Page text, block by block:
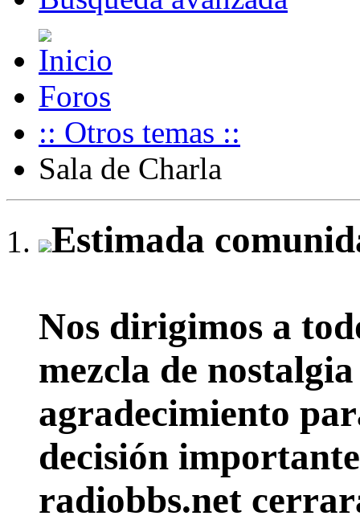
Foros
:: Otros temas ::
Sala de Charla
Estimada
Nos dirigimos a
mezcla de
agradecimiento
decisión
radiobbs.net